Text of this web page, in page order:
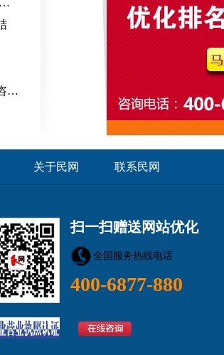
…
…
关于民网 联系民网
扫一扫赠送网站优化
全国服务热线电话
400-6877-880